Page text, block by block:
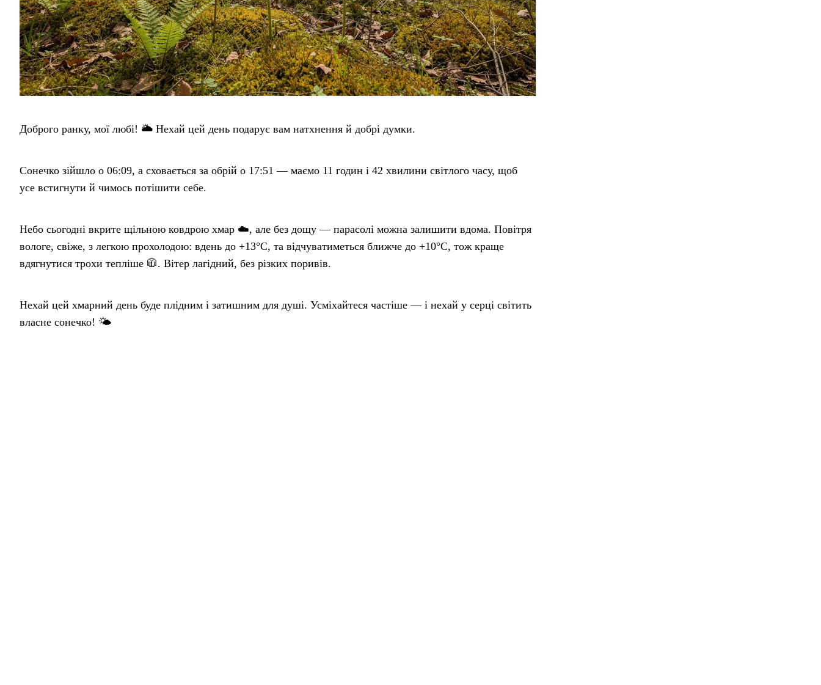
Доброго ранку, мої любі! 🌥️ Нехай цей день подарує вам натхнення й добрі думки.
Сонечко зійшло о 06:09, а сховається за обрій о 17:51 — маємо 11 годин і 42 хвилини світлого часу, щоб
усе встигнути й чимось потішити себе.
Небо сьогодні вкрите щільною ковдрою хмар ☁️, але без дощу — парасолі можна залишити вдома. Повітря
вологе, свіже, з легкою прохолодою: вдень до +13°C, та відчуватиметься ближче до +10°C, тож краще
вдягнутися трохи тепліше 🧥. Вітер лагідний, без різких поривів.
Нехай цей хмарний день буде плідним і затишним для душі. Усміхайтеся частіше — і нехай у серці світить
власне сонечко! 🌤️